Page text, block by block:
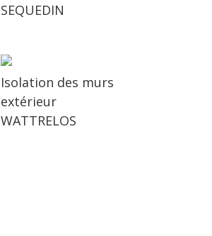
SEQUEDIN
Isolation des murs
extérieur
WATTRELOS